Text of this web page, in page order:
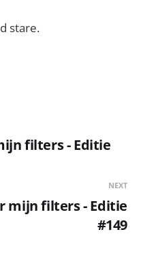
stare.
filters - Editie
NEXT
mijn filters - Editie
#149